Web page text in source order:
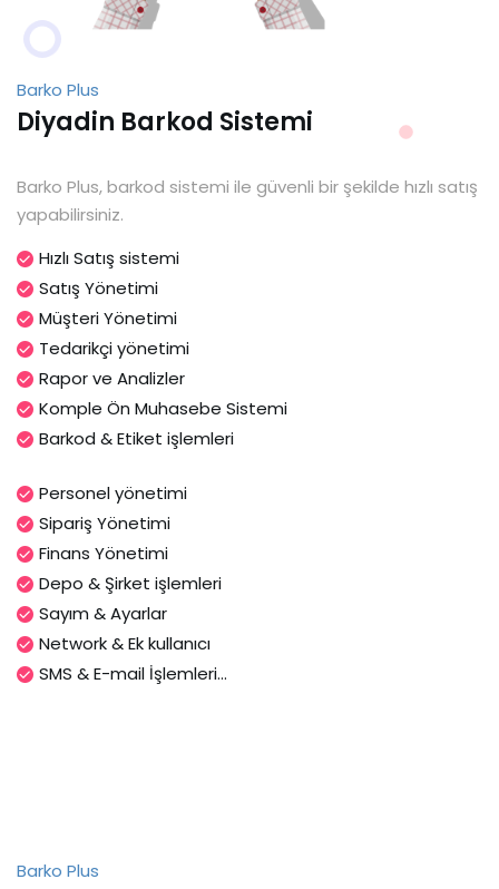
Barko Plus
Diyadin Barkod Sistemi
Barko Plus, barkod sistemi ile güvenli bir şekilde hızlı satış
yapabilirsiniz.
Hızlı Satış sistemi
Satış Yönetimi
Müşteri Yönetimi
Tedarikçi yönetimi
Rapor ve Analizler
Komple Ön Muhasebe Sistemi
Barkod & Etiket işlemleri
Personel yönetimi
Sipariş Yönetimi
Finans Yönetimi
Depo & Şirket işlemleri
Sayım & Ayarlar
Network & Ek kullanıcı
SMS & E-mail İşlemleri...
Barko Plus